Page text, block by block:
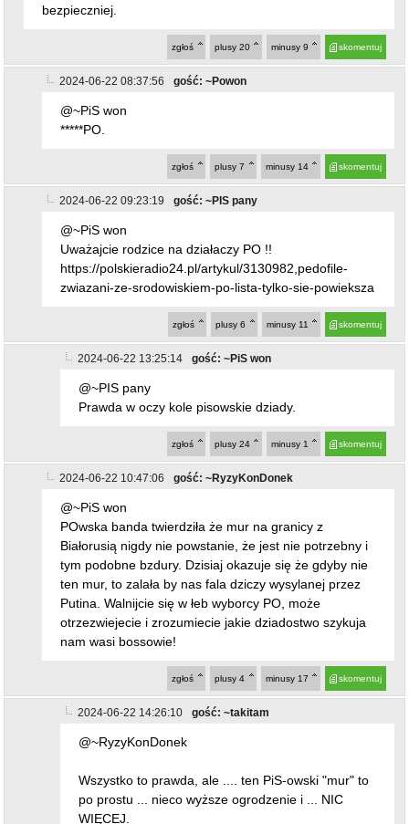
bezpieczniej.
skomentuj
minusy 9
plusy 20
zgłoś
2024-06-22 08:37:56 gość: ~Powon
@~PiS won
*****PO.
skomentuj
minusy 14
plusy 7
zgłoś
2024-06-22 09:23:19 gość: ~PIS pany
@~PiS won
Uważajcie rodzice na działaczy PO !!
https://polskieradio24.pl/artykul/3130982,pedofile-
zwiazani-ze-srodowiskiem-po-lista-tylko-sie-powieksza
skomentuj
minusy 11
plusy 6
zgłoś
2024-06-22 13:25:14 gość: ~PiS won
@~PIS pany
Prawda w oczy kole pisowskie dziady.
skomentuj
minusy 1
plusy 24
zgłoś
2024-06-22 10:47:06 gość: ~RyzyKonDonek
@~PiS won
POwska banda twierdziła że mur na granicy z
Białorusią nigdy nie powstanie, że jest nie potrzebny i
tym podobne bzdury. Dzisiaj okazuje się że gdyby nie
ten mur, to zalała by nas fala dziczy wysylanej przez
Putina. Walnijcie się w łeb wyborcy PO, może
otrzezwiejecie i zrozumiecie jakie dziadostwo szykuja
nam wasi bossowie!
skomentuj
minusy 17
plusy 4
zgłoś
2024-06-22 14:26:10 gość: ~takitam
@~RyzyKonDonek
Wszystko to prawda, ale .... ten PiS-owski "mur" to
po prostu ... nieco wyższe ogrodzenie i ... NIC
WIĘCEJ.